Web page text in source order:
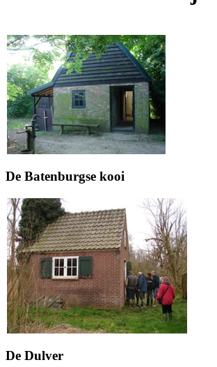
De Batenburgse kooi
De Dulver